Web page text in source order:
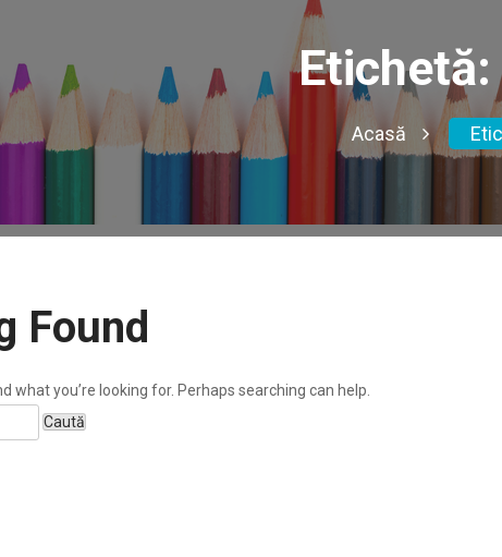
Etichetă:
Acasă
Found
what you’re looking for. Perhaps searching can help.